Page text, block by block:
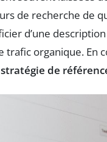
de recherche de
d’une
organique. En
stratégie de